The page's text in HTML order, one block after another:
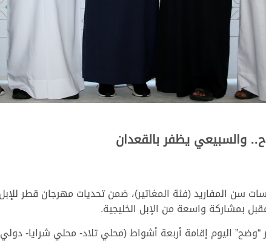
والسبيعي يظفر بالقعدان
بمشاركة واسعة من الإبل الخليجية.
“وضح” اليوم إقامة أربعة أشواط (محلي تلاد- محلي شرايا-